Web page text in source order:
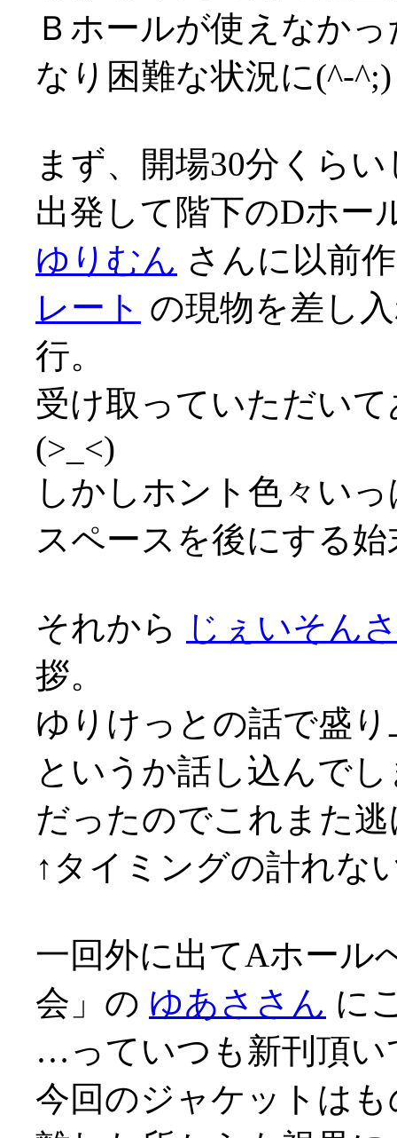
Ｂホールが使えなか
なり困難な状況に(^-^;)
まず、開場30分くら
出発して階下のDホー
ゆりむん さんに以前
レート の現物を差し
行。
受け取っていただい
(>_<)
しかしホント色々い
スペースを後にする
それから じぇいそん
拶。
ゆりけっとの話で盛
というか話し込んで
だったのでこれまた
↑タイミングの計れな
一回外に出てAホール
会」の ゆあささん に
…っていつも新刊頂い
今回のジャケットは